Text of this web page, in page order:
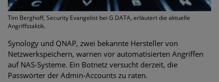
Tim Berghoff, Security Evangelist bei G DATA, erläutert die aktuelle
Angriffstaktik.
Synology und QNAP, zwei bekannte Hersteller von
Netzwerkspeichern, warnen vor automatisierten Angriffen
auf NAS-Systeme. Ein Botnetz versucht derzeit, die
Passwörter der Admin-Accounts zu raten.